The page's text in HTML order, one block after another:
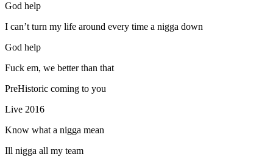
God help
I can’t turn my life around every time a nigga down
God help
Fuck em, we better than that
PreHistoric coming to you
Live 2016
Know what a nigga mean
Ill nigga all my team